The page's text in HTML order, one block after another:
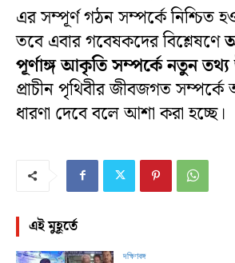
এর সম্পূর্ণ গঠন সম্পর্কে নিশ্চিত
তবে এবার গবেষকদের বিশ্লেষণে
পূর্ণাঙ্গ আকৃতি সম্পর্কে নতুন
প্রাচীন পৃথিবীর জীবজগত
ধারণা দেবে বলে আশা করা হচ্ছে।
এই মুহূর্তে
দক্ষিণবঙ্গ